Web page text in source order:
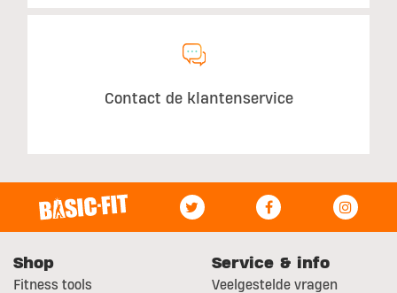
Contact de klantenservice
Shop
Fitness tools
Service & info
Veelgestelde vragen